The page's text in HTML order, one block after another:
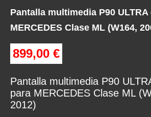
Pantalla multimedia P90
MERCEDES Clase ML (W164,
899,00 €
Pantalla multimedia P90
para MERCEDES Clase ML
2012)